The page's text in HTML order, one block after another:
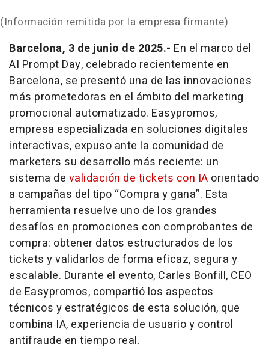
(Información remitida por la empresa firmante)
Barcelona, 3 de junio de 2025.- En el marco del
AI Prompt Day, celebrado recientemente en
Barcelona, se presentó una de las innovaciones
más prometedoras en el ámbito del marketing
promocional automatizado. Easypromos,
empresa especializada en soluciones digitales
interactivas, expuso ante la comunidad de
marketers su desarrollo más reciente: un
sistema de validación de tickets con IA orientado
a campañas del tipo “Compra y gana”. Esta
herramienta resuelve uno de los grandes
desafíos en promociones con comprobantes de
compra: obtener datos estructurados de los
tickets y validarlos de forma eficaz, segura y
escalable. Durante el evento, Carles Bonfill, CEO
de Easypromos, compartió los aspectos
técnicos y estratégicos de esta solución, que
combina IA, experiencia de usuario y control
antifraude en tiempo real.